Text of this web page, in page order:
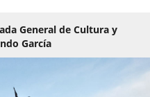
General de Cultura y
García